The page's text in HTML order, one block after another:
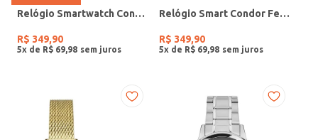
Relógio Smartwatch Condor PRETO
R$ 349,90
5x de R$ 69 98
Relógio Smart Condor Feminino ROSE
R$ 349,90
5x de R$ 69 98